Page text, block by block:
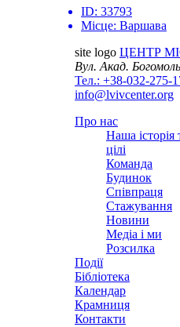
ID: 33793
Місце: Варшава
site logo ЦЕНТР
Вул. Акад.
Тел.: +38-032-275-
info@lvivcenter.org
Про нас
Наша історія
цілі
Команда
Будинок
Співпраця
Стажування
Новини
Медіа і ми
Розсилка
Події
Бібліотека
Календар
Крамниця
Контакти